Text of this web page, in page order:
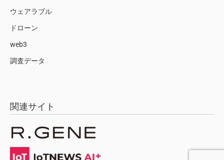
ウェアラブル
ドローン
web3
調査データ
関連サイト